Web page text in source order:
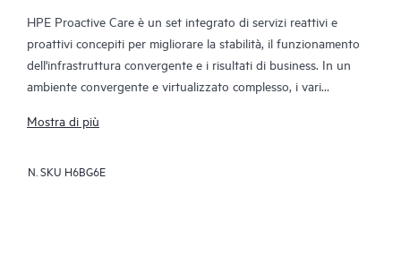
HPE Proactive Care è un set integrato di servizi reattivi e
proattivi concepiti per migliorare la stabilità, il funzionamento
dell'infrastruttura convergente e i risultati di business. In un
ambiente convergente e virtualizzato complesso, i vari
Proactive Care è stato appositamente studiato per supportare i
di supporto che include server, sistemi operativi, hypervisor,
Mostra di più
N. SKU H6BG6E